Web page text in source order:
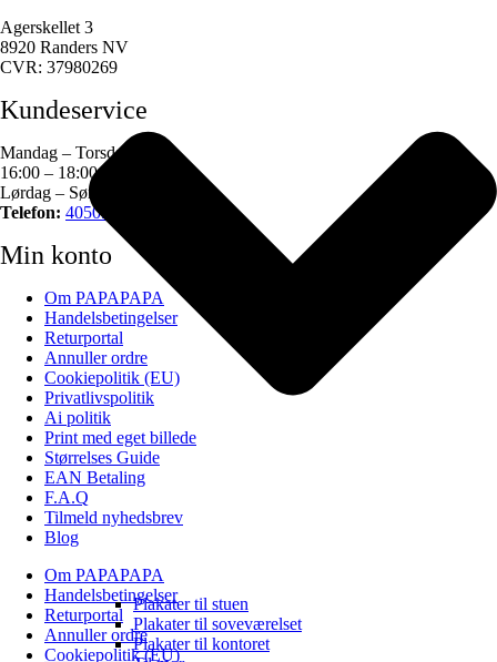
Plakater til stuen
Plakater til soveværelset
Plakater til kontoret
Agerskellet 3
8920 Randers NV
CVR: 37980269
Kundeservice
Mandag – Torsdag
16:00 – 18:00 pm
Lørdag – Søndag – Lukket
Telefon: 40505034
Min konto
Om PAPAPAPA
Handelsbetingelser
Returportal
Annuller ordre
Cookiepolitik (EU)
Privatlivspolitik
Ai politik
Print med eget billede
Størrelses Guide
EAN Betaling
F.A.Q
Tilmeld nyhedsbrev
Blog
Om PAPAPAPA
Handelsbetingelser
Returportal
Annuller ordre
Cookiepolitik (EU)